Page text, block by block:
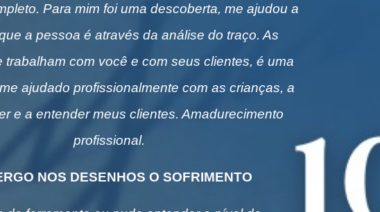
Para mim foi uma descoberta, me ajudou a
a pessoa é através da análise do traço. As
trabalham com você e com seus clientes, é uma
ajudado profissionalmente com as crianças, a
e a entender meus clientes. Amadurecimento
profissional.
NOS DESENHOS O SOFRIMENTO